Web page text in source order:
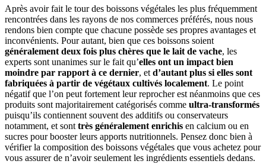
Après avoir fait le tour des boissons végétales les plus fréquemment
rencontrées dans les rayons de nos commerces préférés, nous nous
rendons bien compte que chacune possède ses propres avantages et
inconvénients. Pour autant, bien que ces boissons soient
généralement deux fois plus chères que le lait de vache, les
experts sont unanimes sur le fait qu’elles ont un impact bien
moindre par rapport à ce dernier, et d’autant plus si elles sont
fabriquées à partir de végétaux cultivés localement. Le point
négatif que l’on peut fortement leur reprocher est néanmoins que ces
produits sont majoritairement catégorisés comme ultra-transformés
puisqu’ils contiennent souvent des additifs ou conservateurs
notamment, et sont très généralement enrichis en calcium ou en
sucres pour booster leurs apports nutritionnels. Pensez donc bien à
vérifier la composition des boissons végétales que vous achetez pour
vous assurer de n’avoir seulement les ingrédients essentiels dedans.